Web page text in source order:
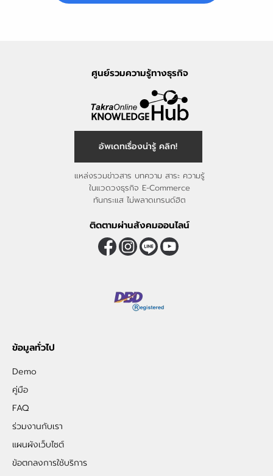
ศูนย์รวมความรู้ทางธุรกิจ
อัพเดทเรื่องน่ารู้ คลิก!
แหล่งรวมข่าวสาร บทความ สาระ ความรู้
ในแวดวงธุรกิจ E-Commerce
ทันกระแส ไม่พลาดเทรนด์ฮิต
ติดตามผ่านสังคมออนไลน์
ข้อมูลทั่วไป
Demo
คู่มือ
FAQ
ร่วมงานกับเรา
แผนผังเว็บไซต์
ข้อตกลงการใช้บริการ